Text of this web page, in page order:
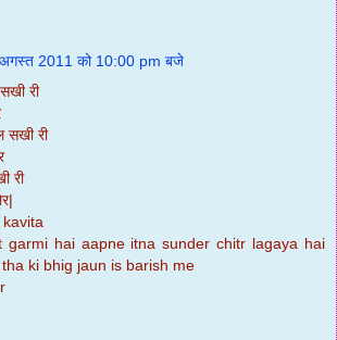
2011 को 10:00 pm बजे
री
सखी री
री
garmi hai aapne itna sunder chitr lagaya hai
ki bhig jaun is barish me